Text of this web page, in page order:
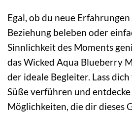
Egal, ob du neue
Beziehung beleben oder
Sinnlichkeit des Moments
das Wicked Aqua Blueberry
der ideale Begleiter. Lass
Süße verführen und
Möglichkeiten, die dir dieses